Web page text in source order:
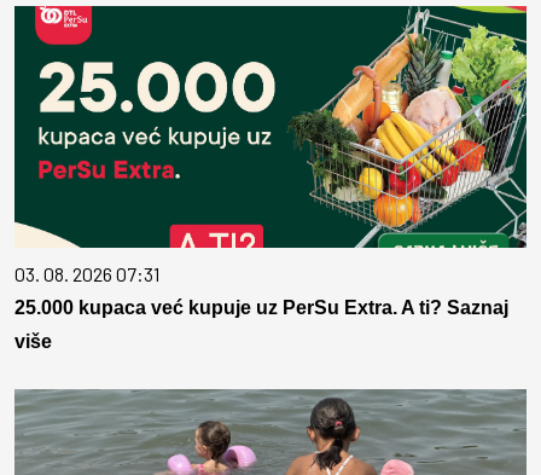
03. 08. 2026 07:31
25.000 kupaca već kupuje uz PerSu Extra. A ti? Saznaj
više